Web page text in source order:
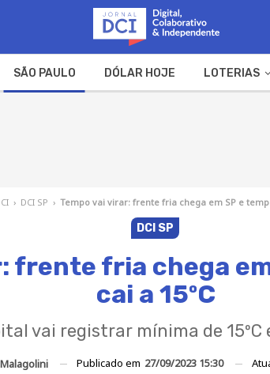
SÃO PAULO DÓLAR HOJE LOTERIAS
› DCI SP › Tempo vai virar: frente fria chega em SP e
DCI SP
frente fria chega
cai a 15ºC
vai registrar mínima de 15ºC
Publicado em 27/09/2023 15:30